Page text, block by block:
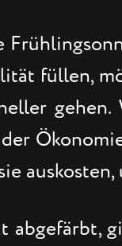
füllen,
der
abgefärbt,